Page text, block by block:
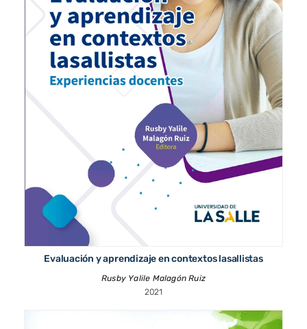
Evaluación y aprendizaje en contextos lasallistas
Rusby Yalile Malagón Ruiz
2021